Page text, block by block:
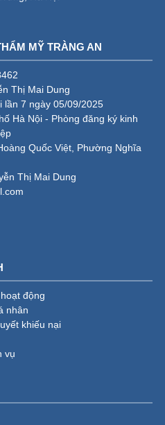
MỸ TRÀNG AN
Thị Mai Dung
lần 7 ngày 05/09/2025
Hà Nội - Phòng đăng ký kinh
Quốc Việt, Phường Nghĩa
Thị Mai Dung
động
nhân
khiếu nại
vụ